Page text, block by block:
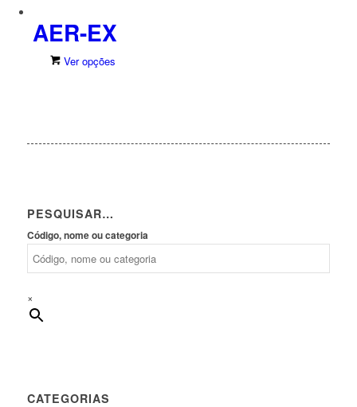
AER-EX
Ver opções
The
the
product
page
PESQUISAR…
Código, nome ou categoria
×
CATEGORIAS